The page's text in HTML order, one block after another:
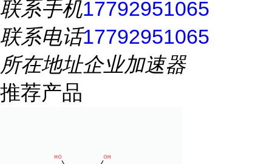
联系手机17792951065
联系电话17792951065
所在地址企业加速器
推荐产品